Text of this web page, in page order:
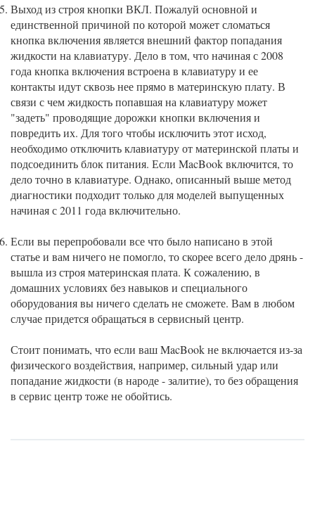
Выход из строя кнопки ВКЛ. Пожалуй основной и
единственной причиной по которой может сломаться
кнопка включения является внешний фактор попадания
жидкости на клавиатуру. Дело в том, что начиная с 2008
года кнопка включения встроена в клавиатуру и ее
контакты идут сквозь нее прямо в материнскую плату. В
связи с чем жидкость попавшая на клавиатуру может
"задеть" проводящие дорожки кнопки включения и
повредить их. Для того чтобы исключить этот исход,
необходимо отключить клавиатуру от материнской платы и
подсоединить блок питания. Если MacBook включится, то
дело точно в клавиатуре. Однако, описанный выше метод
диагностики подходит только для моделей выпущенных
начиная с 2011 года включительно.
Если вы перепробовали все что было написано в этой
статье и вам ничего не помогло, то скорее всего дело дрянь -
вышла из строя материнская плата. К сожалению, в
домашних условиях без навыков и специального
оборудования вы ничего сделать не сможете. Вам в любом
случае придется обращаться в сервисный центр.
Стоит понимать, что если ваш MacBook не включается из-за
физического воздействия, например, сильный удар или
попадание жидкости (в народе - залитие), то без обращения
в сервис центр тоже не обойтись.